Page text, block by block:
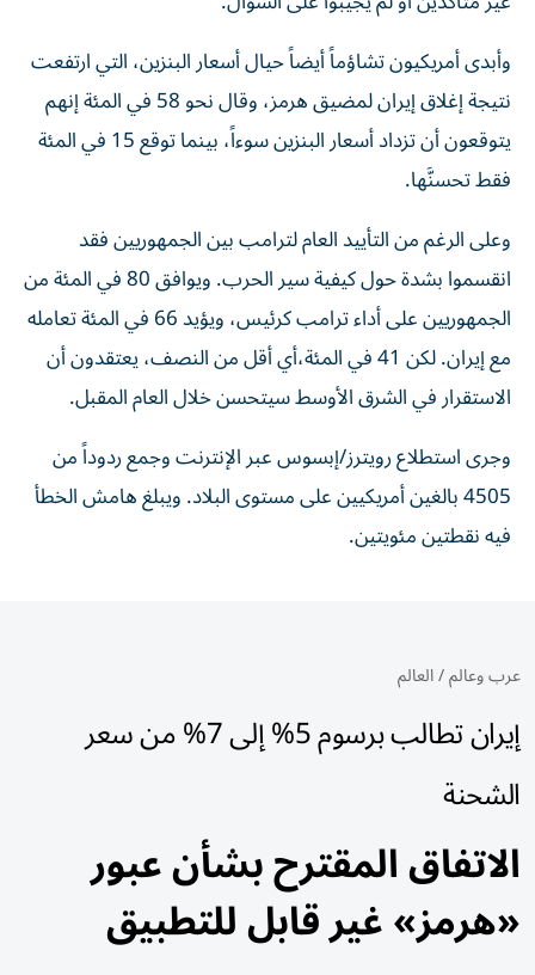
وأبدى أمريكيون تشاؤماً أيضاً حيال أسعار البنزين، التي ارتفعت
نتيجة إغلاق إيران لمضيق هرمز، وقال نحو 58 في المئة إنهم
يتوقعون أن تزداد أسعار البنزين سوءاً، بينما توقع 15 في المئة
فقط تحسنَّها.
وعلى الرغم من التأييد العام لترامب بين الجمهوريين فقد
انقسموا بشدة حول كيفية سير الحرب. ويوافق 80 في المئة من
الجمهوريين على أداء ترامب كرئيس، ويؤيد 66 في المئة تعامله
مع إيران. لكن 41 في المئة،​أي أقل من النصف، يعتقدون أن
الاستقرار في الشرق الأوسط سيتحسن خلال العام المقبل.
وجرى استطلاع رويترز/إبسوس عبر الإنترنت وجمع ردوداً من
4505 بالغين أمريكيين على مستوى البلاد. ويبلغ هامش الخطأ
فيه نقطتين مئويتين.
عرب وعالم/العالم
إيران تطالب برسوم 5% إلى 7% من سعر
الشحنة
الاتفاق المقترح بشأن عبور
«هرمز» غير قابل للتطبيق